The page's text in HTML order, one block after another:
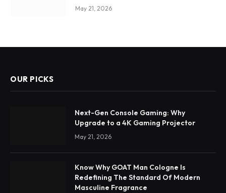
May 21, 2026
OUR PICKS
Next-Gen Console Gaming: Why
Upgrade to a 4K Gaming Projector
May 21, 2026
Know Why GOAT Man Cologne Is
Redefining The Standard Of Modern
Masculine Fragrance